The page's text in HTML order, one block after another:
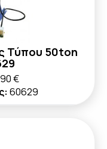
Τύπου 50ton
€
60629